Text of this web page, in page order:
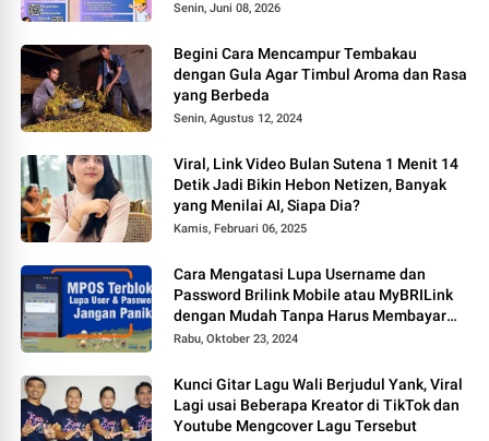
Senin, Juni 08, 2026
Begini Cara Mencampur Tembakau
dengan Gula Agar Timbul Aroma dan Rasa
yang Berbeda
Senin, Agustus 12, 2024
Viral, Link Video Bulan Sutena 1 Menit 14
Detik Jadi Bikin Hebon Netizen, Banyak
yang Menilai AI, Siapa Dia?
Kamis, Februari 06, 2025
Cara Mengatasi Lupa Username dan
Password Brilink Mobile atau MyBRILink
dengan Mudah Tanpa Harus Membayar
Jasa
Rabu, Oktober 23, 2024
Kunci Gitar Lagu Wali Berjudul Yank, Viral
Lagi usai Beberapa Kreator di TikTok dan
Youtube Mengcover Lagu Tersebut